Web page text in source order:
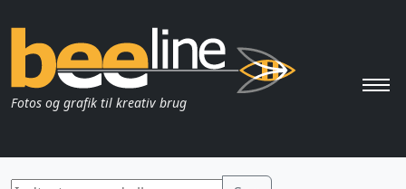
Fotos og grafik til kreativ brug